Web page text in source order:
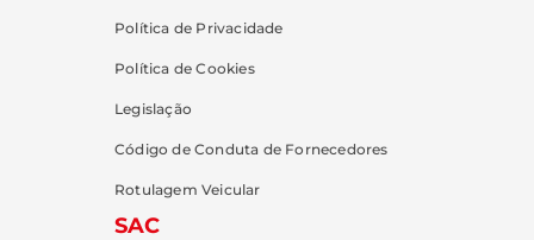
Política de Privacidade
Política de Cookies
Legislação
Código de Conduta de Fornecedores
Rotulagem Veicular
SAC